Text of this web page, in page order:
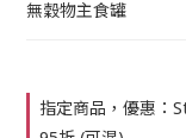
無穀物主食罐
指定商品，優惠：